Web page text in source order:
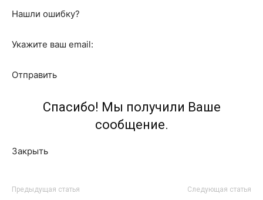
Нашли ошибку?
Укажите ваш email:
Отправить
Спасибо! Мы получили Ваше
сообщение.
Закрыть
Предыдущая статья Следующая статья